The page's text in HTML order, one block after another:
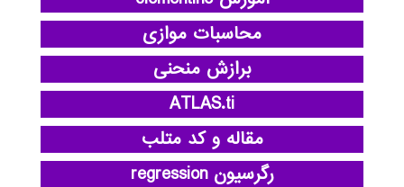
محاسبات موازی
برازش منحنی
ATLAS.ti
مقاله و کد متلب
رگرسیون regression